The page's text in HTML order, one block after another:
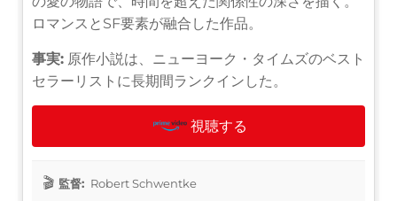
ロマンスとSF要素が融合した作品。
事実: 原作小説は、ニューヨーク・タイムズのベスト
セラーリストに長期間ランクインした。
視聴する
監督: Robert Schwentke